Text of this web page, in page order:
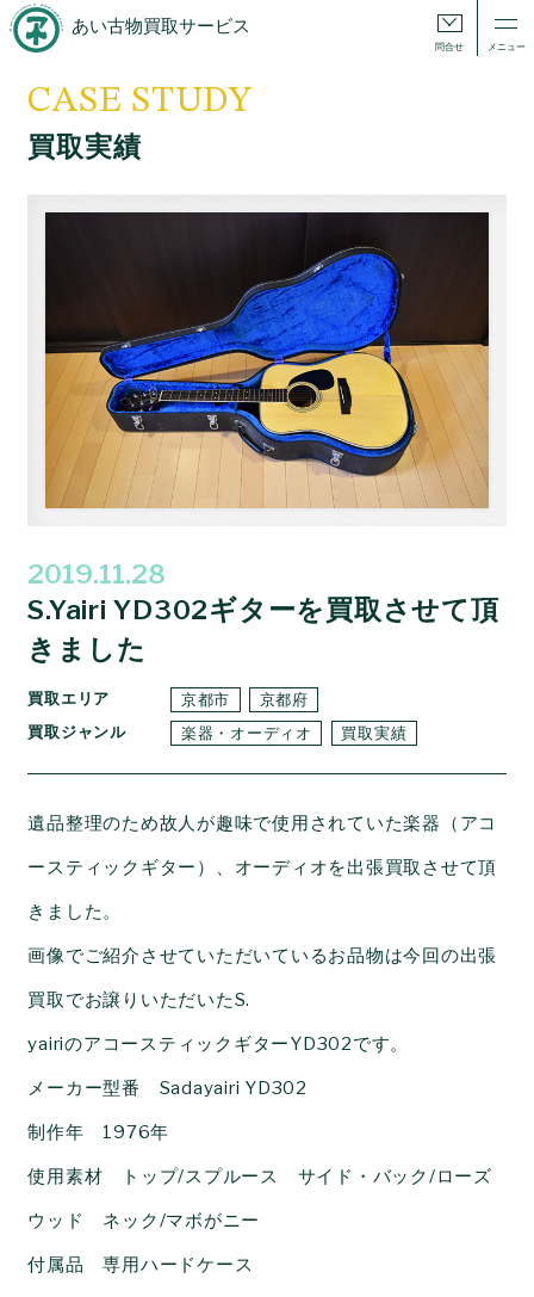
あい古物買取サービス
問合せ メニュー
CASE STUDY
買取実績
2019.11.28
S.Yairi YD302ギターを買取させて頂
きました
買取エリア 京都市
京都府
買取ジャンル
楽器・オーディオ 買取実績
遺品整理のため故人が趣味で使用されていた楽器（アコ
ースティックギター）、オーディオを出張買取させて頂
きました。
画像でご紹介させていただいているお品物は今回の出張
買取でお譲りいただいたS.
yairiのアコースティックギターYD302です。
メーカー型番 Sadayairi YD302
制作年 1976年
使用素材 トップ/スプルース サイド・バック/ローズ
ウッド ネック/マボがニー
付属品 専用ハードケース